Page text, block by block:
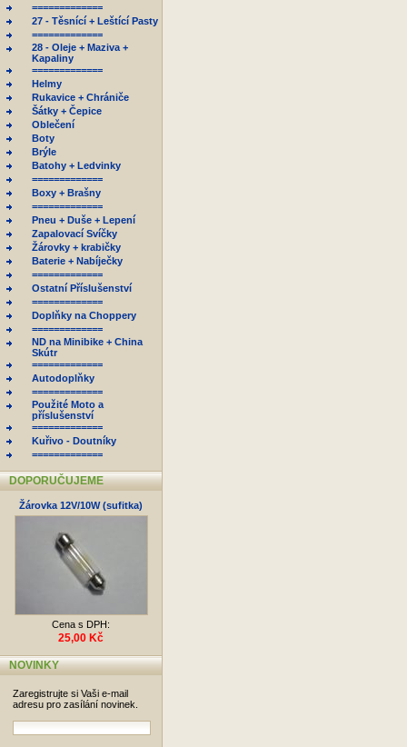
=============
27 - Těsnící + Leštící Pasty
=============
28 - Oleje + Maziva +
Kapaliny
=============
Helmy
Rukavice + Chrániče
Šátky + Čepice
Oblečení
Boty
Brýle
Batohy + Ledvinky
=============
Boxy + Brašny
=============
Pneu + Duše + Lepení
Zapalovací Svíčky
Žárovky + krabičky
Baterie + Nabíječky
=============
Ostatní Příslušenství
=============
Doplňky na Choppery
=============
ND na Minibike + China
Skútr
=============
Autodoplňky
=============
Použité Moto a
příslušenství
=============
Kuřivo - Doutníky
=============
DOPORUČUJEME
Žárovka 12V/10W (sufitka)
Cena s DPH:
25,00 Kč
NOVINKY
Zaregistrujte si Vaši e-mail
adresu pro zasílání novinek.